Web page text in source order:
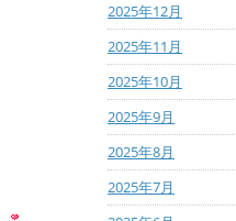
2025年12月
2025年11月
2025年10月
2025年9月
2025年8月
2025年7月